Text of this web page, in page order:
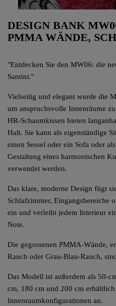
DESIGN BANK
PMMA WÄNDE,
"Entdecken Sie den MW06: die
Santini."
Vielseitig und elegant wurde die
um anspruchsvolle Innenräume
HR-Schaumkissen bieten
Halt. Sie kann als eigenständige
einen Sessel oder ein Sofa oder
Gestaltung eines harmonischen
verwendet werden.
Das klare, moderne Design fügt
Schlafzimmer, Eingangsbereiche
ein und verleiht jedem Interieur
Note.
Die gegossenen PMMA-Wände,
Rauch oder Grau-Blau-Rauch,
Das Modell ist außerdem als 50-
cm, 180 cm und 200 cm
Innenraumkonfigurationen an.